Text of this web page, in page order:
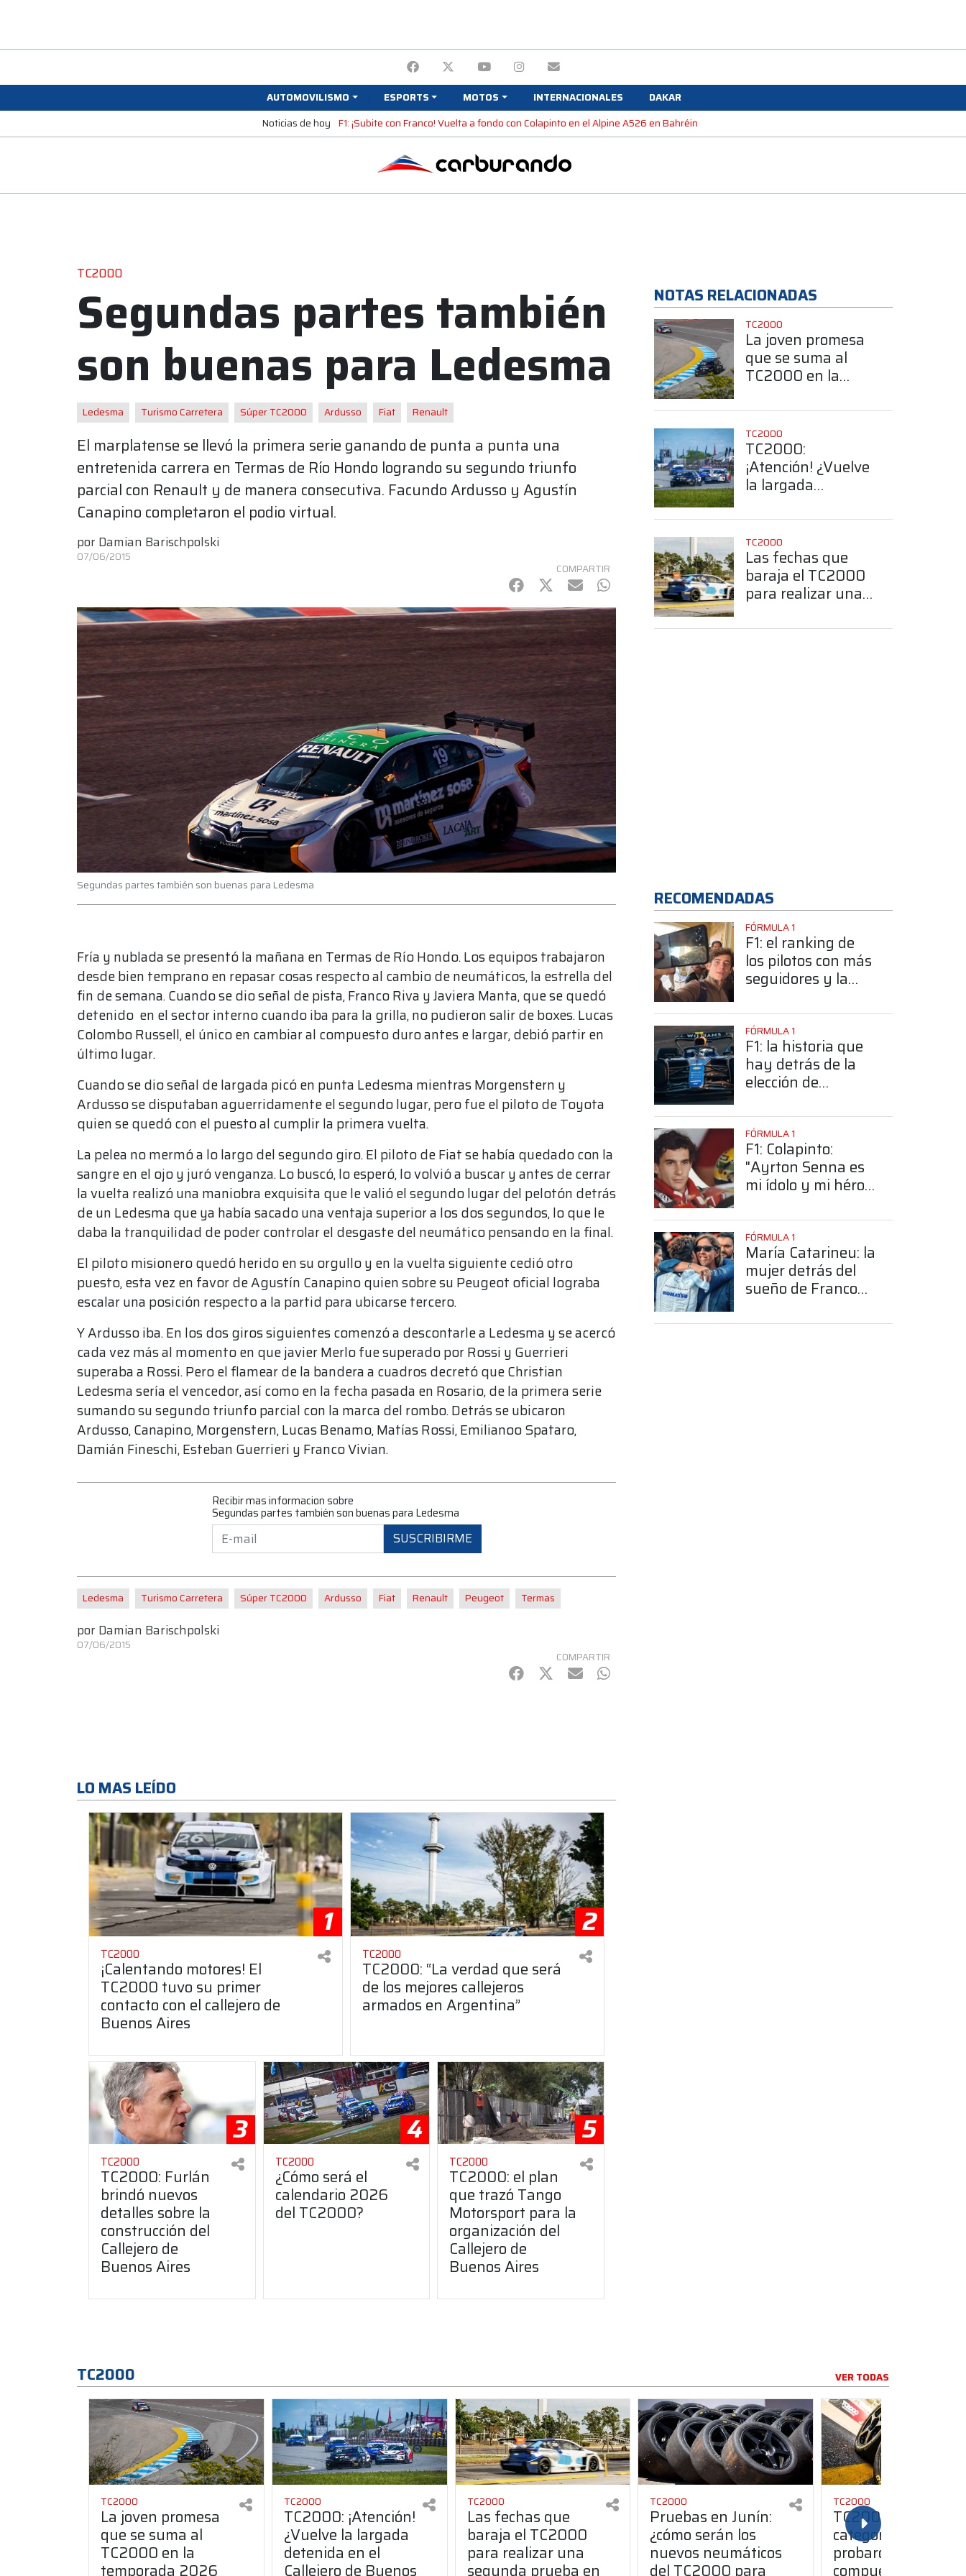
AUTOMOVILISMO ESPORTS MOTOS INTERNACIONALES
DAKAR
Noticias de hoy F1: ¡Subite con Franco! Vuelta a fondo con Colapinto en el Alpine A526 en Bahréin
TC2000
Segundas partes también
son buenas para Ledesma
Ledesma Turismo Carretera Súper TC2000 Ardusso Fiat Renault
El marplatense se llevó la primera serie ganando de punta a punta una
entretenida carrera en Termas de Río Hondo logrando su segundo triunfo
parcial con Renault y de manera consecutiva. Facundo Ardusso y Agustín
Canapino completaron el podio virtual.
por Damian Barischpolski
07/06/2015
COMPARTIR
Facebook
Twitter
mail WhatsApp
Segundas partes también son buenas para Ledesma
Fría y nublada se presentó la mañana en Termas de Río Hondo. Los equipos trabajaron
desde bien temprano en repasar cosas respecto al cambio de neumáticos, la estrella del
fin de semana. Cuando se dio señal de pista, Franco Riva y Javiera Manta, que se quedó
detenido en el sector interno cuando iba para la grilla, no pudieron salir de boxes. Lucas
Colombo Russell, el único en cambiar al compuesto duro antes e largar, debió partir en
último lugar.
Cuando se dio señal de largada picó en punta Ledesma mientras Morgenstern y
Ardusso se disputaban aguerridamente el segundo lugar, pero fue el piloto de Toyota
quien se quedó con el puesto al cumplir la primera vuelta.
La pelea no mermó a lo largo del segundo giro. El piloto de Fiat se había quedado con la
sangre en el ojo y juró venganza. Lo buscó, lo esperó, lo volvió a buscar y antes de cerrar
la vuelta realizó una maniobra exquisita que le valió el segundo lugar del pelotón detrás
de un Ledesma que ya había sacado una ventaja superior a los dos segundos, lo que le
daba la tranquilidad de poder controlar el desgaste del neumático pensando en la final.
El piloto misionero quedó herido en su orgullo y en la vuelta siguiente cedió otro
puesto, esta vez en favor de Agustín Canapino quien sobre su Peugeot oficial lograba
escalar una posición respecto a la partid para ubicarse tercero.
Y Ardusso iba. En los dos giros siguientes comenzó a descontarle a Ledesma y se acercó
cada vez más al momento en que javier Merlo fue superado por Rossi y Guerrieri
superaba a Rossi. Pero el flamear de la bandera a cuadros decretó que Christian
Ledesma sería el vencedor, así como en la fecha pasada en Rosario, de la primera serie
sumando su segundo triunfo parcial con la marca del rombo. Detrás se ubicaron
Ardusso, Canapino, Morgenstern, Lucas Benamo, Matías Rossi, Emilianoo Spataro,
Damián Fineschi, Esteban Guerrieri y Franco Vivian.
Recibir mas informacion sobre
Segundas partes también son buenas para Ledesma
SUSCRIBIRME
Ledesma Turismo Carretera Súper TC2000 Ardusso Fiat Renault Peugeot Termas
por Damian Barischpolski
07/06/2015
COMPARTIR
Facebook
Twitter
mail WhatsApp
LO MAS LEÍDO
1
TC2000
¡Calentando motores! El
TC2000 tuvo su primer
contacto con el callejero de
Buenos Aires
2
TC2000
TC2000: “La verdad que será
de los mejores callejeros
armados en Argentina”
3
TC2000
TC2000: Furlán
brindó nuevos
detalles sobre la
construcción del
Callejero de
Buenos Aires
4
TC2000
¿Cómo será el
calendario 2026
del TC2000?
5
TC2000
TC2000: el plan
que trazó Tango
Motorsport para la
organización del
Callejero de
Buenos Aires
NOTAS RELACIONADAS
TC2000
La joven promesa
que se suma al
TC2000 en la
TC2000
TC2000:
¡Atención! ¿Vuelve
la largada
Callejero de
Buenos Aires?
TC2000
Las fechas que
baraja el TC2000
para realizar una
en el Callejero de
RECOMENDADAS
FÓRMULA 1
F1: el ranking de
los pilotos con más
seguidores y la
posición de
Colapinto
FÓRMULA 1
F1: la historia que
hay detrás de la
elección de
número 43
FÓRMULA 1
F1: Colapinto:
"Ayrton Senna es
mi ídolo y mi héroe
FÓRMULA 1
María Catarineu: la
mujer detrás del
sueño de Franco
Fórmula 1
TC2000 VER TODAS
TC2000
La joven promesa
que se suma al
TC2000 en la
temporada 2026
TC2000
TC2000: ¡Atención!
¿Vuelve la largada
detenida en el
Callejero de Buenos
TC2000
Las fechas que
baraja el TC2000
para realizar una
segunda prueba en
TC2000
Pruebas en Junín:
¿cómo serán los
nuevos neumáticos
del TC2000 para
TC2000
TC2000: la
categoría y Pirelli
probaron el nuevo
compuesto para la